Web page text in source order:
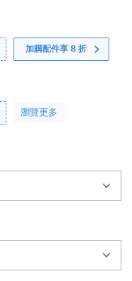
加購配件享 𝟴 折
瀏覽更多